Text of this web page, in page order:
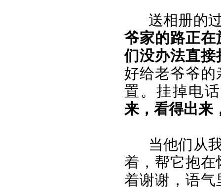
送相册的
爷家的路正
们没办法直
好给老爷爷
置。挂掉电
来，看得出来
当他们从
着，帮它抱
着谢谢，语